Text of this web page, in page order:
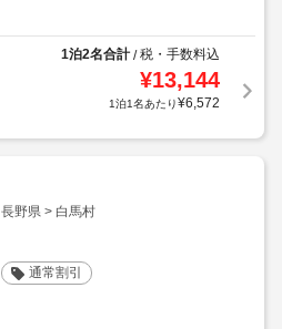
1泊2名合計/税・手数料込
¥13,144
1泊1名あたり¥6,572
長野県 > 白馬村
通常割引